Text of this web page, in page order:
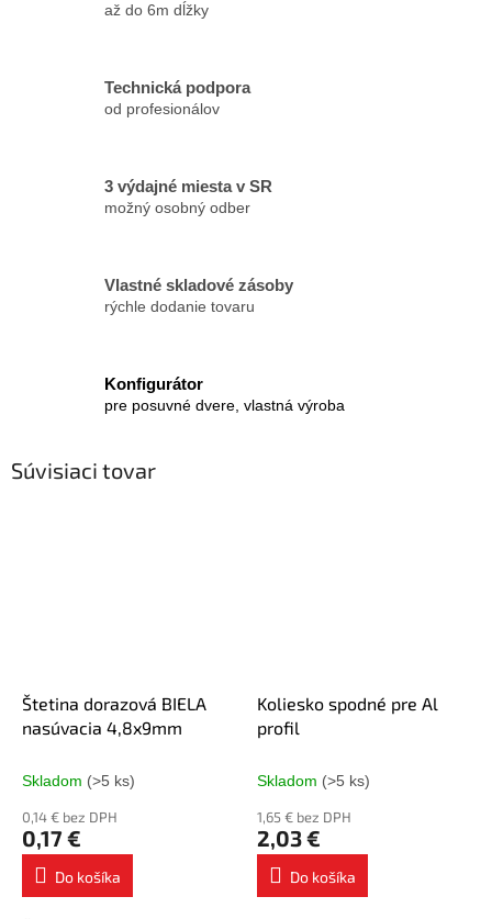
až do 6m dĺžky
Technická podpora
od profesionálov
3 výdajné miesta v SR
možný osobný odber
Vlastné skladové zásoby
rýchle dodanie tovaru
Konfigurátor
pre posuvné dvere, vlastná výroba
Súvisiaci tovar
Štetina dorazová BIELA
nasúvacia 4,8x9mm
Skladom (>5 ks)
0,14 € bez DPH
0,17 €
Do košíka
Koliesko spodné pre Al
profil
Skladom (>5 ks)
1,65 € bez DPH
2,03 €
Do košíka